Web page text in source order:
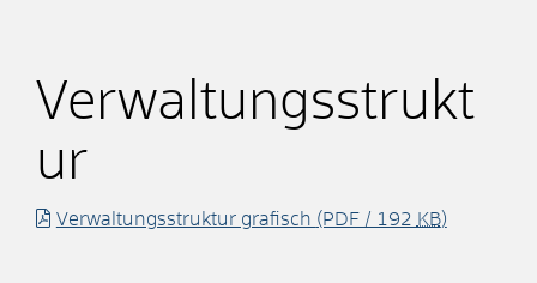
Verwaltungsstrukt
ur
Verwaltungsstruktur grafisch (PDF / 192 KB)